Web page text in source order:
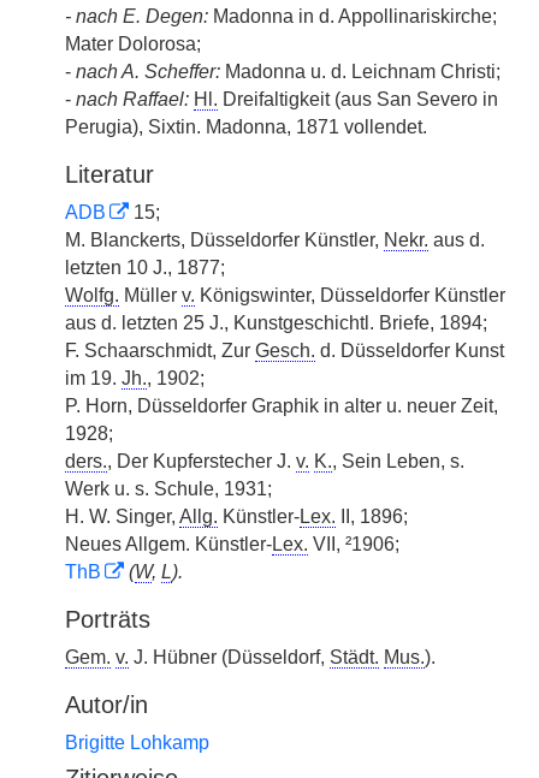
- nach E. Degen: Madonna in d. Appollinariskirche;
Mater Dolorosa;
- nach A. Scheffer: Madonna u. d. Leichnam Christi;
- nach Raffael: Hl. Dreifaltigkeit (aus San Severo in
Perugia), Sixtin. Madonna, 1871 vollendet.
Literatur
ADB
15;
M. Blanckerts, Düsseldorfer Künstler, Nekr. aus d.
letzten 10 J., 1877;
Wolfg. Müller v. Königswinter, Düsseldorfer Künstler
aus d. letzten 25 J., Kunstgeschichtl. Briefe, 1894;
F. Schaarschmidt, Zur Gesch. d. Düsseldorfer Kunst
im 19. Jh., 1902;
P. Horn, Düsseldorfer Graphik in alter u. neuer Zeit,
1928;
ders., Der Kupferstecher J. v. K., Sein Leben, s.
Werk u. s. Schule, 1931;
H. W. Singer, Allg. Künstler-Lex. II, 1896;
Neues Allgem. Künstler-Lex. VII, ²1906;
ThB
(W, L).
Porträts
Gem. v. J. Hübner (Düsseldorf, Städt. Mus.).
Autor/in
Brigitte Lohkamp